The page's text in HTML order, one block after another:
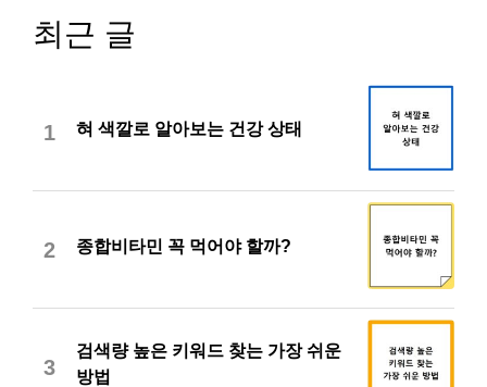
최근 글
1 혀 색깔로 알아보는 건강 상태
2 종합비타민 꼭 먹어야 할까?
3
검색량 높은 키워드 찾는 가장 쉬운
방법